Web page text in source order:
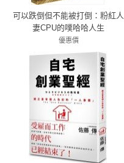
可以跌倒但不能被打倒：粉紅人
妻CPU的噗哈哈人生
優惠價
83折 266元